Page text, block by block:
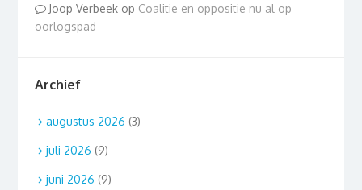
Joop Verbeek op Coalitie en oppositie nu al op
oorlogspad
Archief
augustus 2026 (3)
juli 2026 (9)
juni 2026 (9)